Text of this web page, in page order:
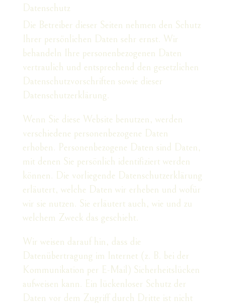
Datenschutz
Die Betreiber dieser Seiten nehmen den Schutz
Ihrer persönlichen Daten sehr ernst. Wir
behandeln Ihre personenbezogenen Daten
vertraulich und entsprechend den gesetzlichen
Datenschutzvorschriften sowie dieser
Datenschutzerklärung.
Wenn Sie diese Website benutzen, werden
verschiedene personenbezogene Daten
erhoben. Personenbezogene Daten sind Daten,
mit denen Sie persönlich identifiziert werden
können. Die vorliegende Datenschutzerklärung
erläutert, welche Daten wir erheben und wofür
wir sie nutzen. Sie erläutert auch, wie und zu
welchem Zweck das geschieht.
Wir weisen darauf hin, dass die
Datenübertragung im Internet (z. B. bei der
Kommunikation per E-Mail) Sicherheitslücken
aufweisen kann. Ein lückenloser Schutz der
Daten vor dem Zugriff durch Dritte ist nicht